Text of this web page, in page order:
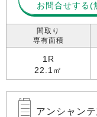
お問合せする
間取り
専有面積
1R
22.1㎡
アンシャン